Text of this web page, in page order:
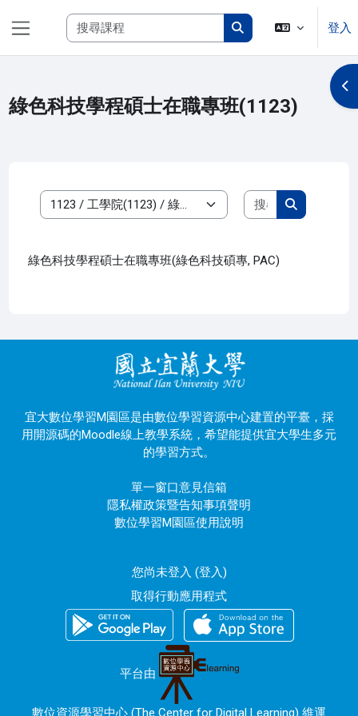
搜尋課程
搜尋課程
登入
綠色科技學程碩士在職專班(1123)
開
課程類別
搜尋課程
搜尋課程
綠色科技學程碩士在職專班(綠色科技碩專, PAC)
宜大數位學習M園區是由數位學習資源中心建置的平臺，採
用開源碼的Moodle線上教學系統，希望能提供宜大學生多元
的學習方式。
單一窗口意見信箱
隱私權政策暨告知事項聲明
數位學習M園區使用說明
您尚未登入 (登入)
取得行動應用程式
平台由
數位資源學習中心 (The Center for Digital Learning) 維運